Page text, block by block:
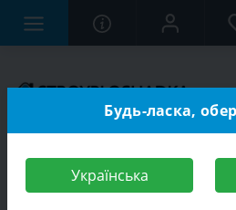
Будь-ласка,
Українська